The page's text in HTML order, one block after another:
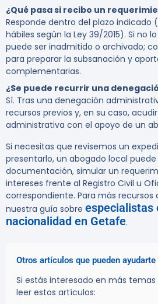
¿Qué pasa si recibo un
Responde dentro del plazo indicado
hábiles según la Ley 39/2015). Si no
puede ser inadmitido o archivado;
para preparar la subsanación y
complementarias.
¿Se puede recurrir una
Sí. Tras una denegación
recursos previos y, en su caso,
administrativa con el apoyo de un
Si necesitas que revisemos un
presentarlo, un abogado local
documentación, simular un
intereses frente al Registro Civil u
correspondiente. Para más
nuestra guía sobre especialistas
nacionalidad en Getafe.
Otros artículos que pueden ayudarte
Si estás interesado en más temas
leer estos artículos: